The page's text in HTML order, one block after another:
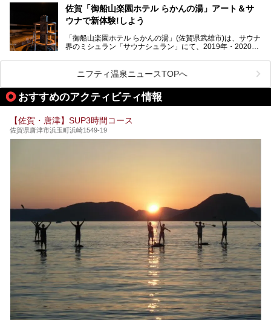
中でも「うれしの源泉 百年の湯」は、嬉野温泉では数少な
い日帰り入浴専門施設のひとつ。多くの常連客や観光客に親
しまれています。
今回は、地元九州在住のニフティ温泉ライターである筆者が
「うれしの源泉 百年の湯」を現地体験。定番の大浴場をは
提供元：うれしの源泉 百年の湯【PR】
この記事はうれしの源泉 百年の湯のPRレポート記事です。
佐賀「御船山楽園ホテル らかんの湯」アート＆サ
ウナで新体験!しよう
「御船山楽園ホテル らかんの湯」(佐賀県武雄市)は、サウナ
界のミシュラン「サウナシュラン」にて、2019年・2020
一のサウナと言っても過言ではありません。
今回は、その大注目のサウナと温泉入浴施設を、男女別浴室
ごとに現地取材してきました！ さらには、御船山楽園で同
時開催中のチームラボ作品展も併せてご紹介。アート＆サウ
ナというかつてどこにも無かった組み合わせで、新体験!し
ニフティ温泉ニュースTOPへ
おすすめのアクティビティ情報
【佐賀・唐津】SUP3時間コース
佐賀県唐津市浜玉町浜崎1549-19